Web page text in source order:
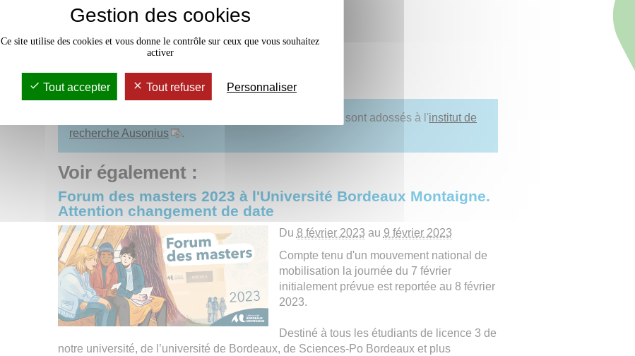
⇒ Lettres classiques
⇒ Études médiévales
Voir le programme complet (dans un nouvel onglet)
Tous les masters présentés lors de ces portes ouvertes sont adossés à l'institut de
recherche Ausonius
.
Voir également :
Forum des masters 2023 à l'Université Bordeaux Montaigne.
Attention changement de date
Du 8 février 2023 au 9 février 2023
Compte tenu d'un mouvement national de
mobilisation la journée du 7 février
initialement prévue est reportée au 8 février
2023.
Destiné à tous les étudiants de licence 3 de
notre université, de l’université de Bordeaux, de Sciences-Po Bordeaux et plus
Gestion des cookies
Ce site utilise des cookies et vous donne le contrôle sur ceux que vous souhaitez
activer
Tout accepter Tout refuser Personnaliser